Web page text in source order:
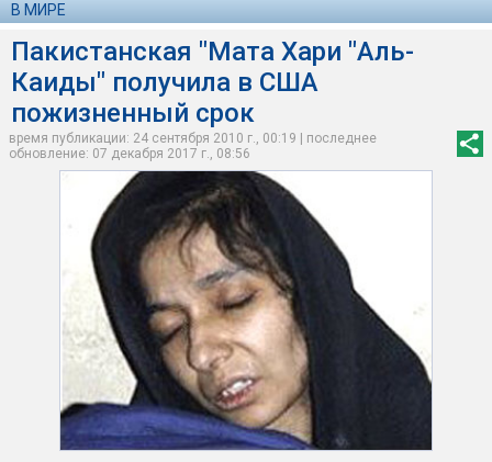
В МИРЕ
Пакистанская "Мата Хари "Аль-
Каиды" получила в США
пожизненный срок
время публикации: 24 сентября 2010 г., 00:19 | последнее
обновление: 07 декабря 2017 г., 08:56